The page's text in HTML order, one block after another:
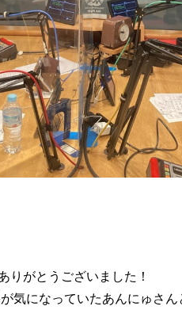
りがとうございました！
気になっていたあんにゅさ